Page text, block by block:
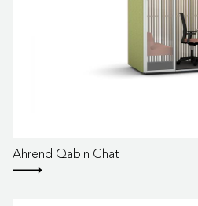
Ahrend Qabin Chat